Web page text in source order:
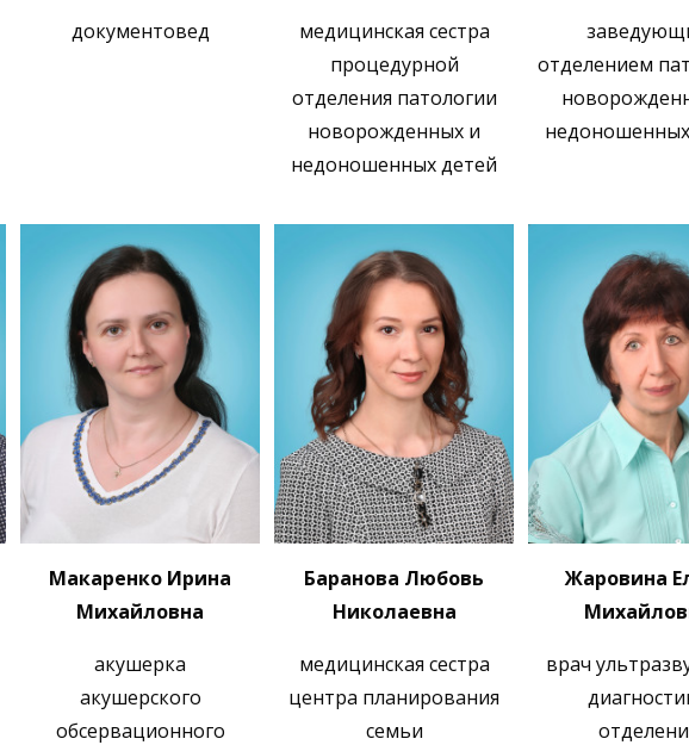
документовед
медицинская сестра
процедурной
отделения патологии
новорожденных и
недоношенных детей
отделением
Макаренко Ирина
Михайловна
акушерка
акушерского
обсервационного
Баранова Любовь
Николаевна
медицинская сестра
центра планирования
семьи
Жаровина
врач